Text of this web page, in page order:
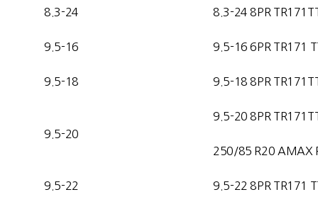
8.3-24 8.3-24 8PR
9.5-16 9.5-16 6PR TR171
9.5-18 9.5-18 8PR
9.5-20
9.5-20 8PR
250/85 R20 AMAX
9.5-22 9.5-22 8PR TR171